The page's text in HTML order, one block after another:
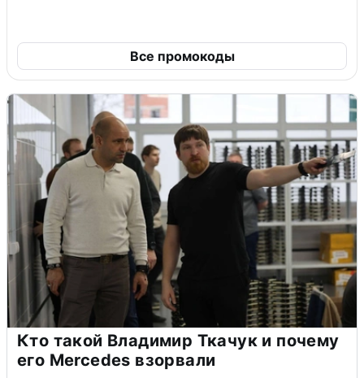
Все промокоды
Кто такой Владимир Ткачук и почему
его Mercedes взорвали